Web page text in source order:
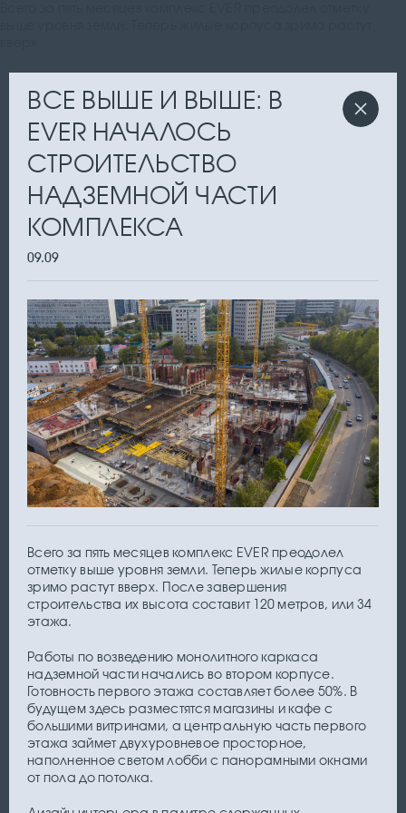
ВСЕ ВЫШЕ И ВЫШЕ: В
EVER НАЧАЛОСЬ
СТРОИТЕЛЬСТВО
НАДЗЕМНОЙ ЧАСТИ
КОМПЛЕКСА
09.09
Всего за пять месяцев комплекс EVER преодолел
отметку выше уровня земли. Теперь жилые корпуса
зримо растут вверх. После завершения
строительства их высота составит 120 метров, или 34
этажа.
Работы по возведению монолитного каркаса
надземной части начались во втором корпусе.
Готовность первого этажа составляет более 50%. В
будущем здесь разместятся магазины и кафе с
большими витринами, а центральную часть первого
этажа займет двухуровневое просторное,
наполненное светом лобби с панорамными окнами
от пола до потолка.